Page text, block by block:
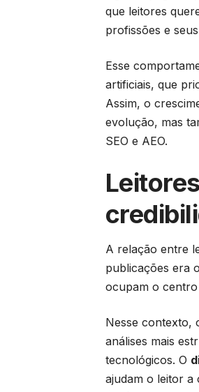
que leitores
profissões e
Esse
artificiais, que
Assim, o
evolução, mas
SEO e AEO.
A relação entre
publicações era
ocupam o
Nesse contexto,
análises mais
tecnológicos. O
ajudam o leitor a